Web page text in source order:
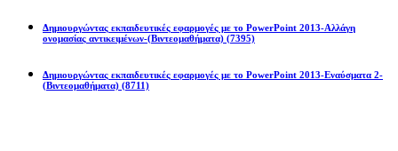
Δημιουργώντας εκπαιδευτικές εφαρμογές με το PowerPoint 2013-Αλλάγη
ονομασίας αντικειμένων-(Βιντεομαθήματα) (7395)
Δημιουργώντας εκπαιδευτικές εφαρμογές με το PowerPoint 2013-Εναύσματα 2-
(Βιντεομαθήματα) (8711)